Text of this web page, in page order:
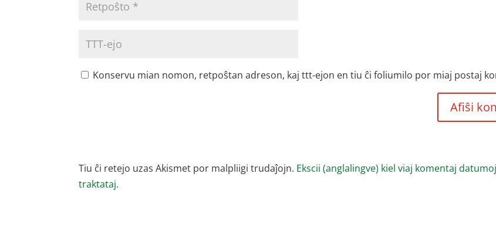
Konservu mian nomon, retpoŝtan adreson, kaj ttt-ejon en tiu ĉi foliumilo por miaj postaj
Tiu ĉi retejo uzas Akismet por malpliigi trudaĵojn. Ekscii (anglalingve) kiel viaj komentaj
traktataj.